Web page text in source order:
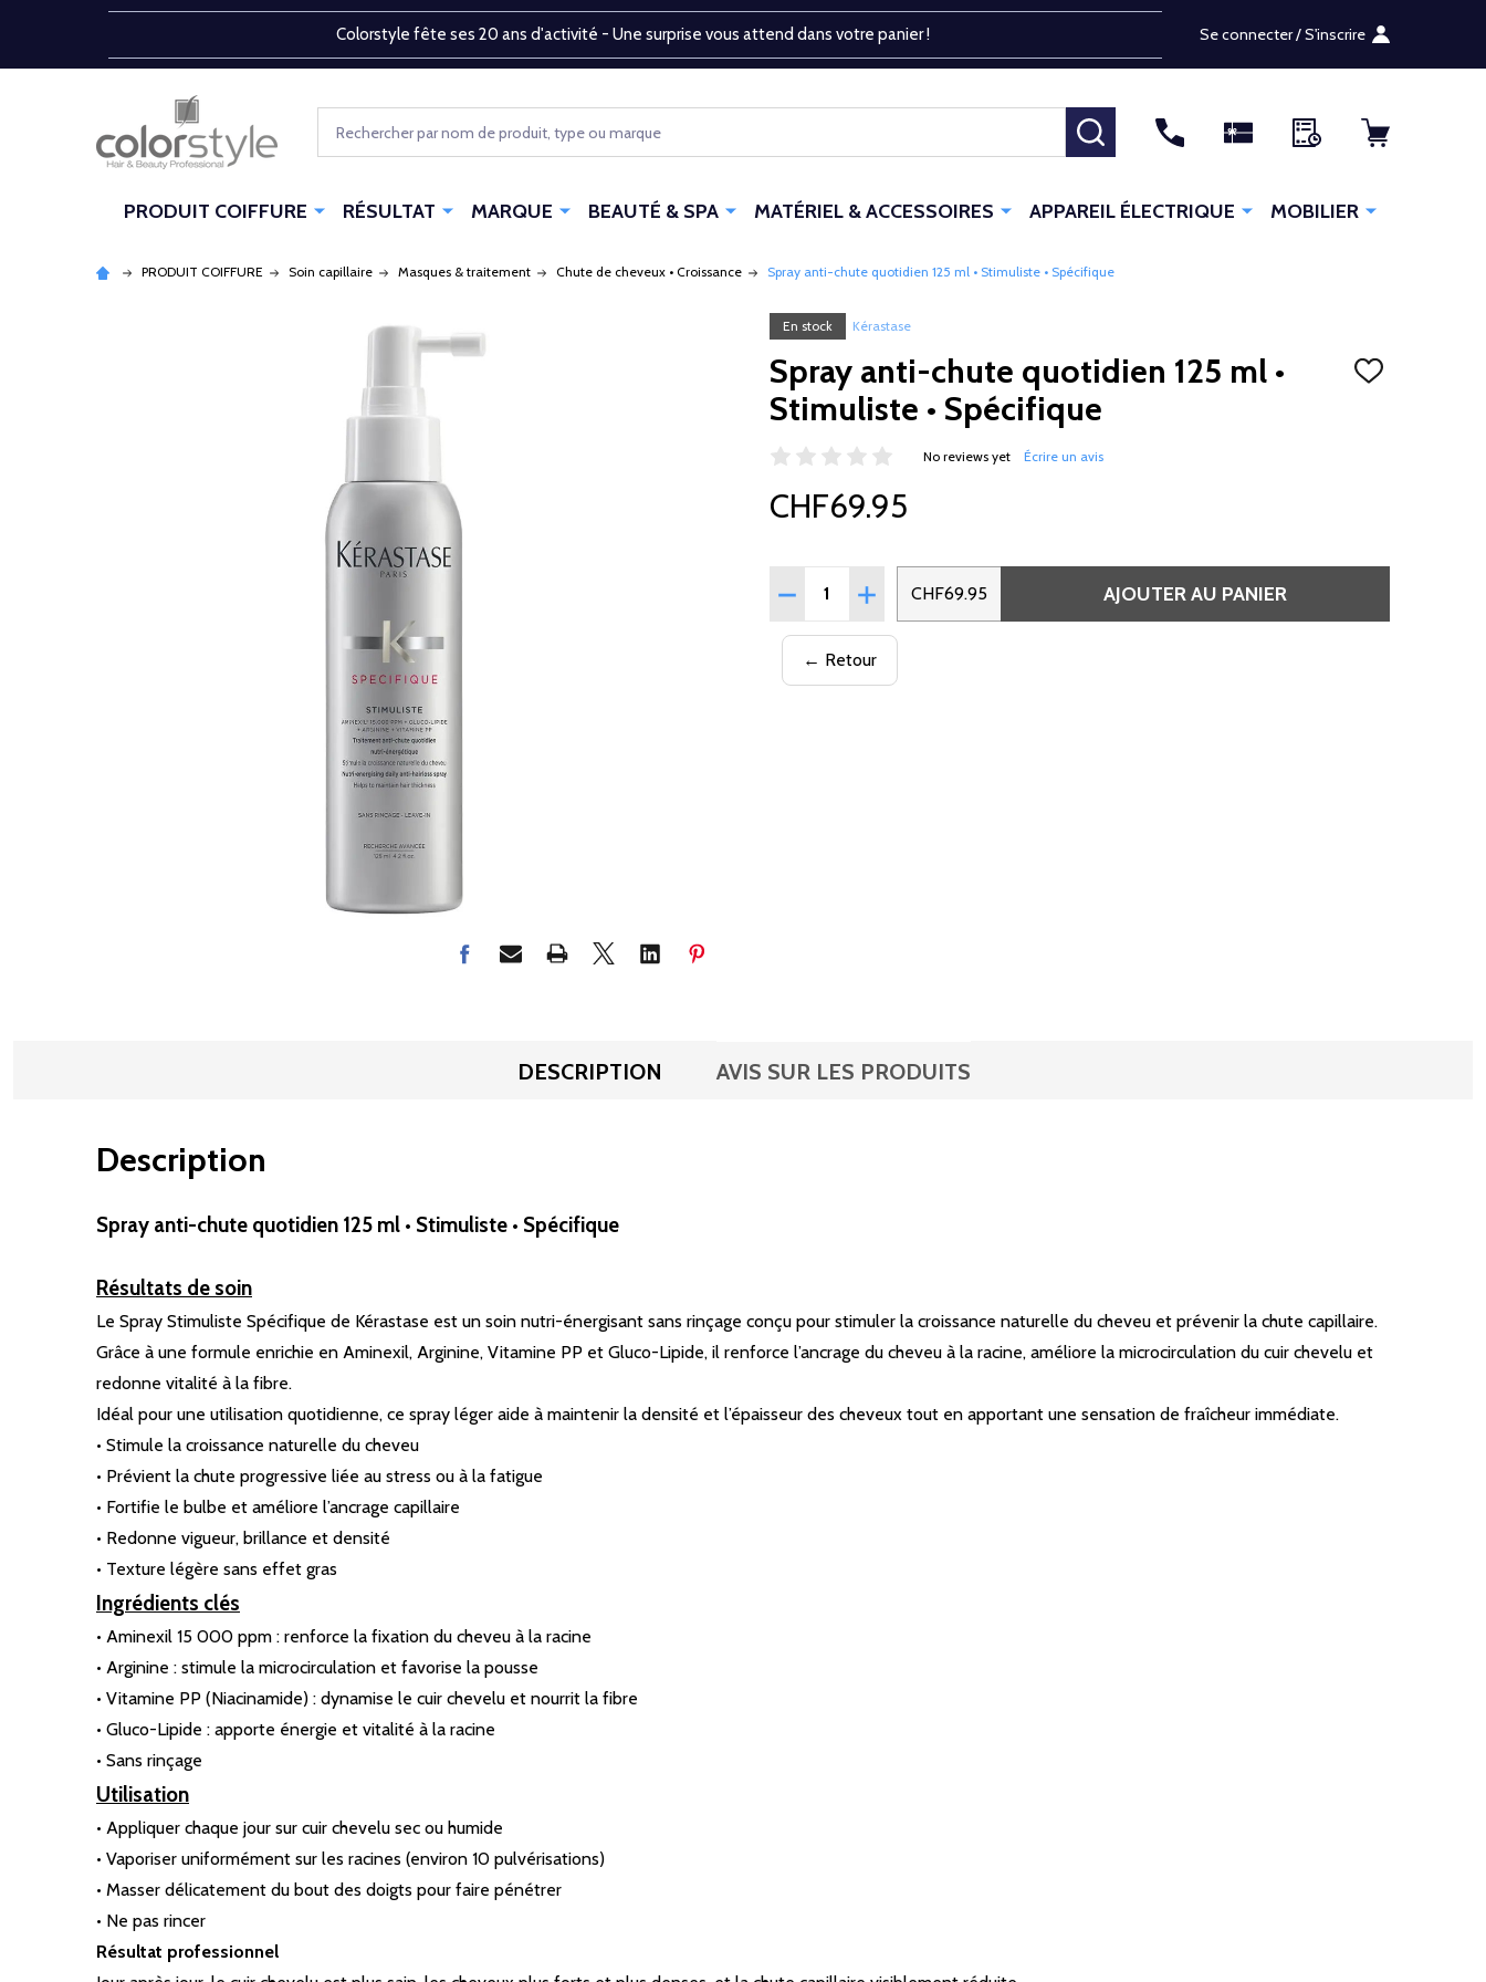
Colorstyle fête ses 20 ans d'activité - Une surprise vous attend dans votre panier ! Se connecter / S'inscrire
RECHERCHER
PRODUIT COIFFURE RÉSULTAT MARQUE BEAUTÉ & SPA MATÉRIEL & ACCESSOIRES APPAREIL ÉLECTRIQUE MOBILIER
PRODUIT COIFFURE Soin capillaire Masques & traitement Chute de cheveux • Croissance Spray anti-chute quotidien 125 ml • Stimuliste • Spécifique
En stock Kérastase
Spray anti-chute quotidien 125 ml •
Stimuliste • Spécifique
AJOUTER
No reviews yet Écrire un avis
CHF69.95
Quantité:
RÉDUIRE LA QUANTITÉ DE SPRAY ANTI-CHUTE QUOTIDIEN 125 ML • STIMULISTE •
AUGMENTER LA QUANTITÉ DE SPRAY ANTI-CHUTE QUOTIDIEN 125 ML •
CHF69.95 AJOUTER AU PANIER
← Retour
DESCRIPTION AVIS SUR LES PRODUITS
Description
Spray anti-chute quotidien 125 ml • Stimuliste • Spécifique
Résultats de soin
Le Spray Stimuliste Spécifique de Kérastase est un soin nutri-énergisant sans rinçage conçu pour stimuler la croissance naturelle du cheveu et prévenir la chute capillaire.
Grâce à une formule enrichie en Aminexil, Arginine, Vitamine PP et Gluco-Lipide, il renforce l’ancrage du cheveu à la racine, améliore la microcirculation du cuir chevelu et
redonne vitalité à la fibre.
Idéal pour une utilisation quotidienne, ce spray léger aide à maintenir la densité et l’épaisseur des cheveux tout en apportant une sensation de fraîcheur immédiate.
• Stimule la croissance naturelle du cheveu
• Prévient la chute progressive liée au stress ou à la fatigue
• Fortifie le bulbe et améliore l’ancrage capillaire
• Redonne vigueur, brillance et densité
• Texture légère sans effet gras
Ingrédients clés
• Aminexil 15 000 ppm : renforce la fixation du cheveu à la racine
• Arginine : stimule la microcirculation et favorise la pousse
• Vitamine PP (Niacinamide) : dynamise le cuir chevelu et nourrit la fibre
• Gluco-Lipide : apporte énergie et vitalité à la racine
• Sans rinçage
Utilisation
• Appliquer chaque jour sur cuir chevelu sec ou humide
• Vaporiser uniformément sur les racines (environ 10 pulvérisations)
• Masser délicatement du bout des doigts pour faire pénétrer
• Ne pas rincer
Résultat professionnel